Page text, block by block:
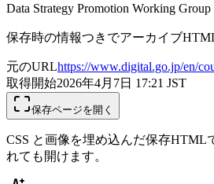
Data Strategy Promotion Working
保存時の情報つきでアーカイブ
元のURLhttps://www.digital.go.jp/en/
取得開始2026年4月7日 17:21 JST
保存ページを開く
CSS と画像を埋め込んだ保存HTML
れても開けます。